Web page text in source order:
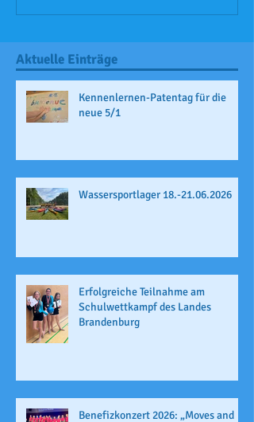
Aktuelle Einträge
Kennenlernen-Patentag für die
neue 5/1
Wassersportlager 18.-21.06.2026
Erfolgreiche Teilnahme am
Schulwettkampf des Landes
Brandenburg
Benefizkonzert 2026: „Moves and